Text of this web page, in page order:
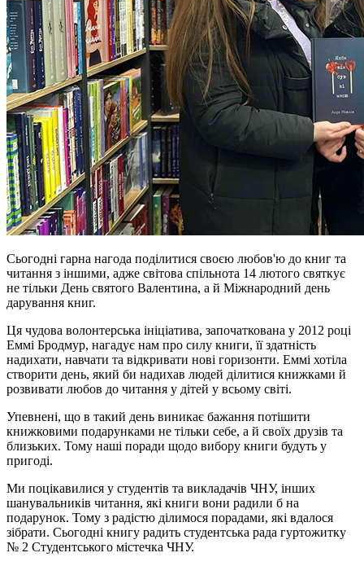
Сьогодні гарна нагода поділитися своєю любов'ю до книг та
читання з іншими, адже світова спільнота 14 лютого святкує
не тільки День святого Валентина, а й Міжнародний день
дарування книг.
Ця чудова волонтерська ініціатива, започаткована у 2012 році
Еммі Бродмур, нагадує нам про силу книги, її здатність
надихати, навчати та відкривати нові горизонти. Еммі хотіла
створити день, який би надихав людей ділитися книжками й
розвивати любов до читання у дітей у всьому світі.
Упевнені, що в такий день виникає бажання потішити
книжковими подарунками не тільки себе, а й своїх друзів та
близьких. Тому наші поради щодо вибору книги будуть у
пригоді.
Ми поцікавилися у студентів та викладачів ЧНУ, інших
шанувальників читання, які книги вони радили б на
подарунок. Тому з радістю ділимося порадами, які вдалося
зібрати. Сьогодні книгу радить студентська рада гуртожитку
№ 2 Студентського містечка ЧНУ.